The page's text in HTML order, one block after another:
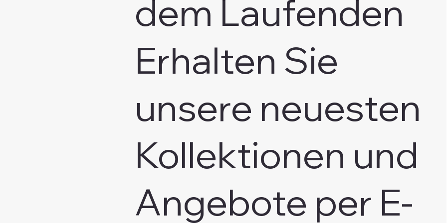
dem Laufenden
Erhalten Sie
unsere neuesten
Kollektionen und
Angebote per E-